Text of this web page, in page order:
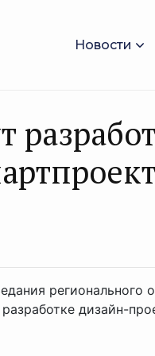
Новости
регионального
дизайн-